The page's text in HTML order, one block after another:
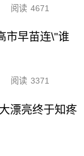
阅读 4671
市早苗连\"谁
阅读 3371
漂亮终于知疼